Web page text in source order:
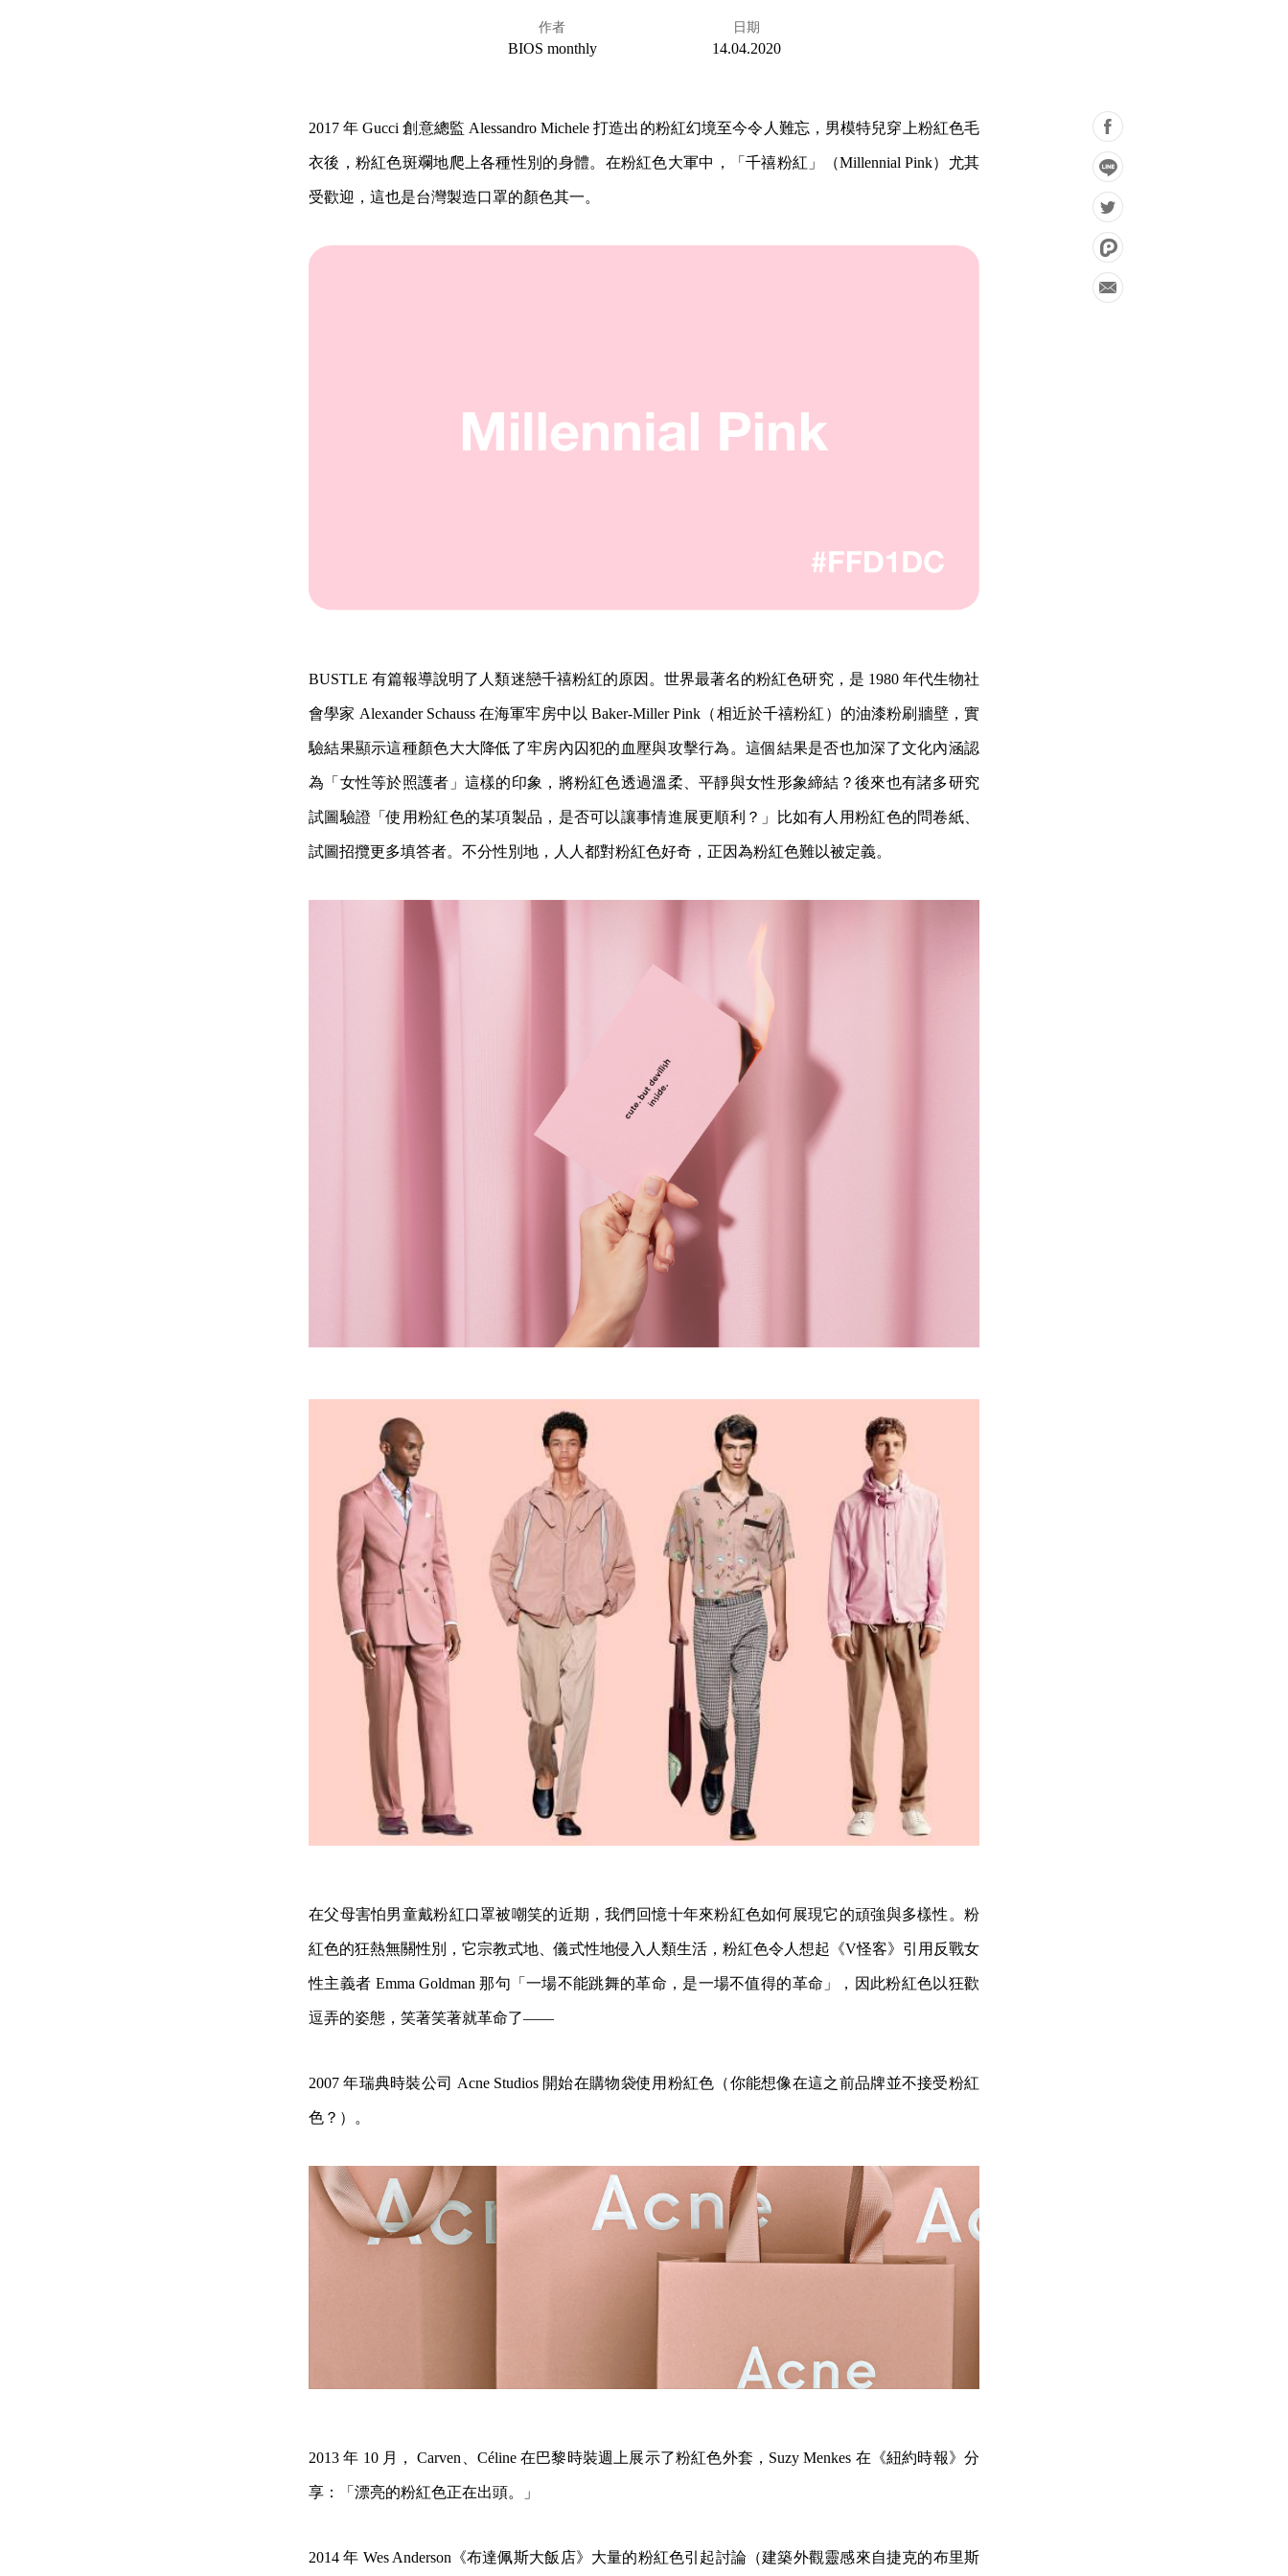
作者
BIOS monthly
日期
14.04.2020
2017 年 Gucci 創意總監 Alessandro Michele 打造出的粉紅幻境至今令人難忘，男模特兒穿上粉紅色毛
衣後，粉紅色斑斕地爬上各種性別的身體。在粉紅色大軍中，「千禧粉紅」（Millennial Pink）尤其
受歡迎，這也是台灣製造口罩的顏色其一。
BUSTLE 有篇報導說明了人類迷戀千禧粉紅的原因。世界最著名的粉紅色研究，是 1980 年代生物社
會學家 Alexander Schauss 在海軍牢房中以 Baker-Miller Pink（相近於千禧粉紅）的油漆粉刷牆壁，實
驗結果顯示這種顏色大大降低了牢房內囚犯的血壓與攻擊行為。這個結果是否也加深了文化內涵認
為「女性等於照護者」這樣的印象，將粉紅色透過溫柔、平靜與女性形象締結？後來也有諸多研究
試圖驗證「使用粉紅色的某項製品，是否可以讓事情進展更順利？」比如有人用粉紅色的問卷紙、
試圖招攬更多填答者。不分性別地，人人都對粉紅色好奇，正因為粉紅色難以被定義。
在父母害怕男童戴粉紅口罩被嘲笑的近期，我們回憶十年來粉紅色如何展現它的頑強與多樣性。粉
紅色的狂熱無關性別，它宗教式地、儀式性地侵入人類生活，粉紅色令人想起《V怪客》引用反戰女
性主義者 Emma Goldman 那句「一場不能跳舞的革命，是一場不值得的革命」，因此粉紅色以狂歡
逗弄的姿態，笑著笑著就革命了——
2007 年瑞典時裝公司 Acne Studios 開始在購物袋使用粉紅色（你能想像在這之前品牌並不接受粉紅
色？）。
2013 年 10 月， Carven、Céline 在巴黎時裝週上展示了粉紅色外套，Suzy Menkes 在《紐約時報》分
享：「漂亮的粉紅色正在出頭。」
2014 年 Wes Anderson《布達佩斯大飯店》大量的粉紅色引起討論（建築外觀靈感來自捷克的布里斯